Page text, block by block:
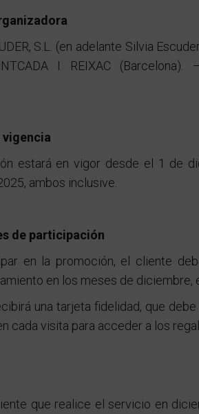
S.L. (en adelante Silvia
I REIXAC
vigencia
estará en vigor desde el 1 de
ambos inclusive.
de participación
en la promoción, el cliente
en los meses de diciembre,
una tarjeta fidelidad, que
cada visita para acceder a los
que realice el servicio en